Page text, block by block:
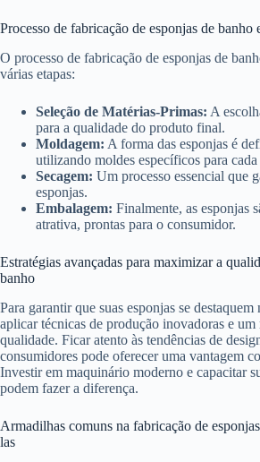
Processo de fabricação de esponjas de banho
O processo de fabricação de esponjas de
várias etapas:
Seleção de Matérias-Primas: A
para a qualidade do produto final.
Moldagem: A forma das esponjas é
utilizando moldes específicos para cada
Secagem: Um processo essencial que
esponjas.
Embalagem: Finalmente, as esponjas
atrativa, prontas para o consumidor.
Estratégias avançadas para maximizar a
banho
Para garantir que suas esponjas se
aplicar técnicas de produção inovadoras e
qualidade. Ficar atento às tendências de
consumidores pode oferecer uma vantagem
Investir em maquinário moderno e capacitar
podem fazer a diferença.
Armadilhas comuns na fabricação de
las